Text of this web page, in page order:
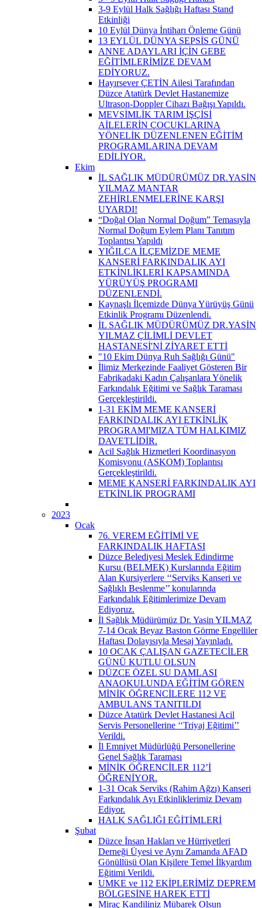
3-9 Eylül Halk Sağlığı Haftası Stand
Etkinliği
10 Eylül Dünya İntiharı Önleme Günü
13 EYLÜL DÜNYA SEPSİS GÜNÜ
ANNE ADAYLARI İÇİN GEBE
EĞİTİMLERİMİZE DEVAM
EDİYORUZ.
Hayırsever ÇETİN Ailesi Tarafından
Düzce Atatürk Devlet Hastanemize
Ultrason-Doppler Cihazı Bağışı Yapıldı.
MEVSİMLİK TARIM İŞÇİSİ
AİLELERİN ÇOCUKLARINA
YÖNELİK DÜZENLENEN EĞİTİM
PROGRAMLARINA DEVAM
EDİLİYOR.
Ekim
İL SAĞLIK MÜDÜRÜMÜZ DR.YASİN
YILMAZ MANTAR
ZEHİRLENMELERİNE KARŞI
UYARDI!
“Doğal Olan Normal Doğum” Temasıyla
Normal Doğum Eylem Planı Tanıtım
Toplantısı Yapıldı
YIĞILCA İLÇEMİZDE MEME
KANSERİ FARKINDALIK AYI
ETKİNLİKLERİ KAPSAMINDA
YÜRÜYÜŞ PROGRAMI
DÜZENLENDİ.
Kaynaşlı İlçemizde Dünya Yürüyüş Günü
Etkinlik Programı Düzenlendi.
İL SAĞLIK MÜDÜRÜMÜZ DR.YASİN
YILMAZ ÇİLİMLİ DEVLET
HASTANESİ'Nİ ZİYARET ETTİ
"10 Ekim Dünya Ruh Sağlığı Günü"
İlimiz Merkezinde Faaliyet Gösteren Bir
Fabrikadaki Kadın Çalışanlara Yönelik
Farkındalık Eğitimi ve Sağlık Taraması
Gerçekleştirildi.
1-31 EKİM MEME KANSERİ
FARKINDALIK AYI ETKİNLİK
PROGRAMI'MIZA TÜM HALKIMIZ
DAVETLİDİR.
Acil Sağlık Hizmetleri Koordinasyon
Komisyonu (ASKOM) Toplantısı
Gerçekleştirildi.
MEME KANSERİ FARKINDALIK AYI
ETKİNLİK PROGRAMI
2023
Ocak
76. VEREM EĞİTİMİ VE
FARKINDALIK HAFTASI
Düzce Belediyesi Meslek Edindirme
Kursu (BELMEK) Kurslarında Eğitim
Alan Kursiyerlere ‘‘Serviks Kanseri ve
Sağlıklı Beslenme’’ konularında
Farkındalık Eğitimlerimize Devam
Ediyoruz.
İl Sağlık Müdürümüz Dr. Yasin YILMAZ
7-14 Ocak Beyaz Baston Görme Engelliler
Haftası Dolayısıyla Mesaj Yayınladı.
10 OCAK ÇALIŞAN GAZETECİLER
GÜNÜ KUTLU OLSUN
DÜZCE ÖZEL SU DAMLASI
ANAOKULUNDA EĞİTİM GÖREN
MİNİK ÖĞRENCİLERE 112 VE
AMBULANS TANITILDI
Düzce Atatürk Devlet Hastanesi Acil
Servis Personellerine ‘‘Triyaj Eğitimi’’
Verildi.
İl Emniyet Müdürlüğü Personellerine
Genel Sağlık Taraması
MİNİK ÖĞRENCİLER 112’İ
ÖĞRENİYOR.
1-31 Ocak Serviks (Rahim Ağzı) Kanseri
Farkındalık Ayı Etkinliklerimiz Devam
Ediyor.
HALK SAĞLIĞI EĞİTİMLERİ
Şubat
Düzce İnsan Hakları ve Hürriyetleri
Derneği Üyesi ve Aynı Zamanda AFAD
Gönüllüsü Olan Kişilere Temel İlkyardım
Eğitimi Verildi.
UMKE ve 112 EKİPLERİMİZ DEPREM
BÖLGESİNE HAREK ETTİ
Miraç Kandiliniz Mübarek Olsun